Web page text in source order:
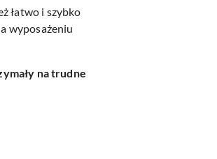
łatwo i szybko
wyposażeniu
na trudne